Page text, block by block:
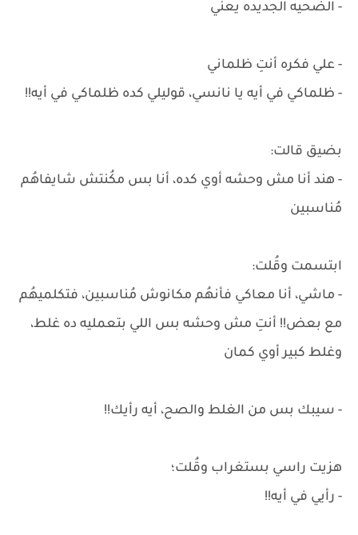
- الضحيه الجديده يعني
- علي فكره أنتِ ظلماني
- ظلماكي في أيه يا نانسي، قوليلي كده ظلماكي في أيه!!
بضيق قالت:
- هند أنا مش وحشه أوي كده، أنا بس مكُنتش شايفاهُم
مُناسبين
ابتسمت وقُلت:
- ماشي، أنا معاكي فأنهُم مكانوش مُناسبين، فتكلميهُم
مع بعض!! أنتِ مش وحشه بس اللي بتعمليه ده غلط،
وغلط كبير أوي كمان
- سيبك بس من الغلط والصح، أيه رأيك!!
هزيت راسي بستغراب وقُلت؛
- رأيي في أيه!!